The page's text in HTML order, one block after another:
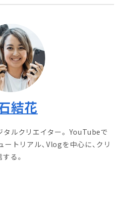
結花
ルクリエイター。 YouTubeで
ートリアル、Vlogを中心に、クリ
る。